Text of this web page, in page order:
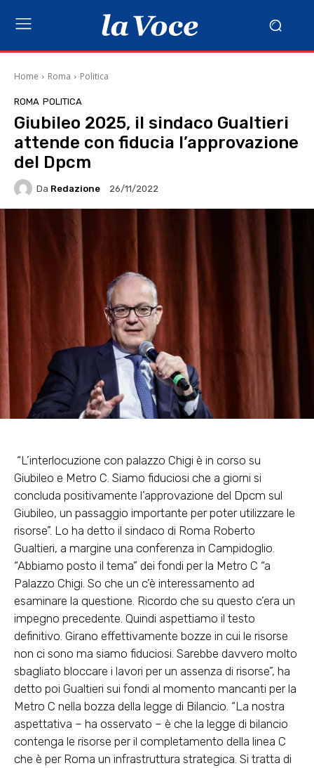
Home Roma Politica
ROMA POLITICA
Giubileo 2025, il sindaco Gualtieri
attende con fiducia l’approvazione
del Dpcm
Da Redazione 26/11/2022
“L’interlocuzione con palazzo Chigi è in corso su
Giubileo e Metro C. Siamo fiduciosi che a giorni si
concluda positivamente l’approvazione del Dpcm sul
Giubileo, un passaggio importante per poter utilizzare le
risorse”. Lo ha detto il sindaco di Roma Roberto
Gualtieri, a margine una conferenza in Campidoglio.
“Abbiamo posto il tema” dei fondi per la Metro C “a
Palazzo Chigi. So che un c’è interessamento ad
esaminare la questione. Ricordo che su questo c’era un
impegno precedente. Quindi aspettiamo il testo
definitivo. Girano effettivamente bozze in cui le risorse
non ci sono ma siamo fiduciosi. Sarebbe davvero molto
sbagliato bloccare i lavori per un assenza di risorse”, ha
detto poi Gualtieri sui fondi al momento mancanti per la
Metro C nella bozza della legge di Bilancio. “La nostra
aspettativa – ha osservato – è che la legge di bilancio
contenga le risorse per il completamento della linea C
che è per Roma un infrastruttura strategica. Si tratta di